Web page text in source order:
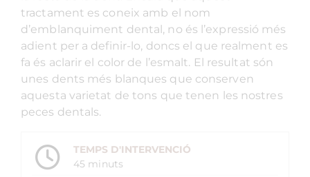
tractament es coneix amb el nom
d’emblanquiment dental, no és l’expressió més
adient per a definir-lo, doncs el que realment es
fa és aclarir el color de l’esmalt. El resultat són
unes dents més blanques que conserven
aquesta varietat de tons que tenen les nostres
peces dentals.
TEMPS D'INTERVENCIÓ
45 minuts